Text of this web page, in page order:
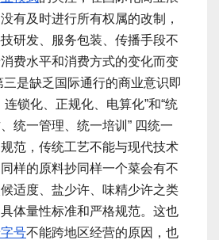
有及时进行所有权属的改制，
技研发、服务包装、传播手段不
费水平和消费方式的变化而变
是缺乏国际通行的商业意识即
连锁化、正规化、电算化”和“统
统一管理、统一培训” 四统一
规范，传统工艺不能与现代技术
样的原料抄同样一个菜会有不
适度、盐少许、味精少许之类
体量性标准和严格规范。这也
号不能跨地区经营的原因，也